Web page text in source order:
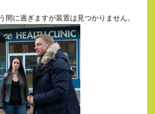
間に過ぎますが装置は見つかりません。